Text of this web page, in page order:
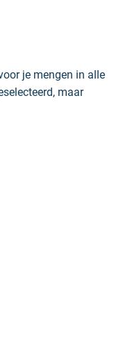
je mengen in alle
maar